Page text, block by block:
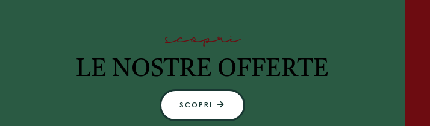
scopri
LE NOSTRE OFFERTE
SCOPRI